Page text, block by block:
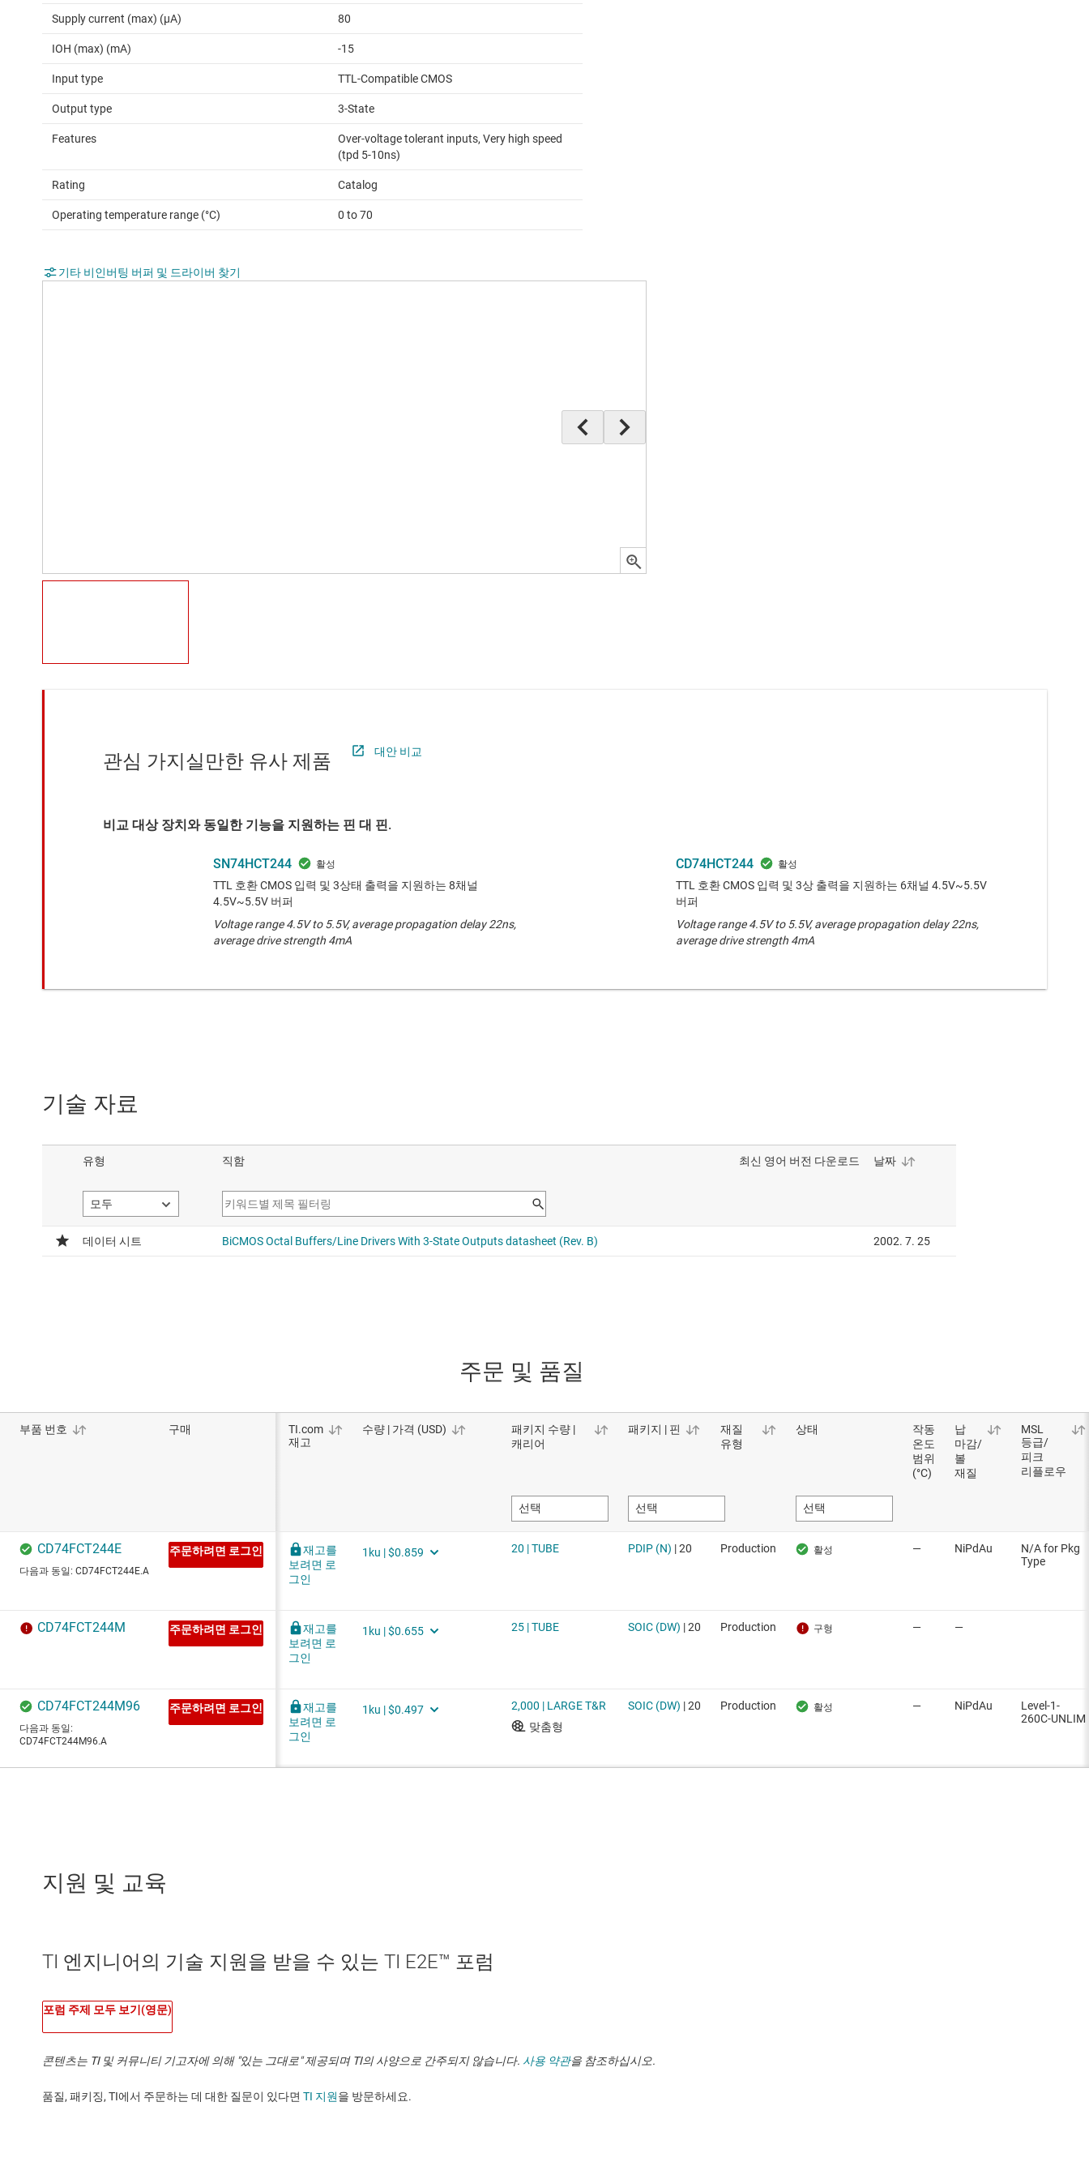
Supply current (max) (µA) 80
IOH (max) (mA) -15
Input type TTL-Compatible CMOS
Output type 3-State
Features
Over-voltage tolerant inputs, Very high speed
(tpd 5-10ns)
Rating Catalog
Operating temperature range (°C) 0 to 70
기타 비인버팅 버퍼 및 드라이버 찾기
관심 가지실만한 유사 제품 대안 비교
비교 대상 장치와 동일한 기능을 지원하는 핀 대 핀.
SN74HCT244
TTL 호환 CMOS 입력 및 3상태 출력을 지원하는 8채널
4.5V~5.5V 버퍼
Voltage range 4.5V to 5.5V, average propagation delay 22ns,
average drive strength 4mA
CD74HCT244
TTL 호환 CMOS 입력 및 3상 출력을 지원하는 6채널 4.5V~5.5V
버퍼
Voltage range 4.5V to 5.5V, average propagation delay 22ns,
average drive strength 4mA
기술 자료
주문 및 품질
지원 및 교육
TI 엔지니어의 기술 지원을 받을 수 있는 TI E2E™ 포럼
포럼 주제 모두 보기(영문)
콘텐츠는 TI 및 커뮤니티 기고자에 의해 "있는 그대로" 제공되며 TI의 사양으로 간주되지 않습니다. 사용 약관을 참조하십시오.
품질, 패키징, TI에서 주문하는 데 대한 질문이 있다면 TI 지원을 방문하세요. ​​​​​​​​​​​​​​